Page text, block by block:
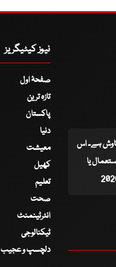
کاوش ہے۔ اس
یا
نیوز کیٹیگریز
صفحۂ اول
تازہ ترین
پاکستان
دنیا
معیشت
کھیل
تعلیم
صحت
انٹرٹینمنٹ
ٹیکنالوجی
دلچسپ و عجیب